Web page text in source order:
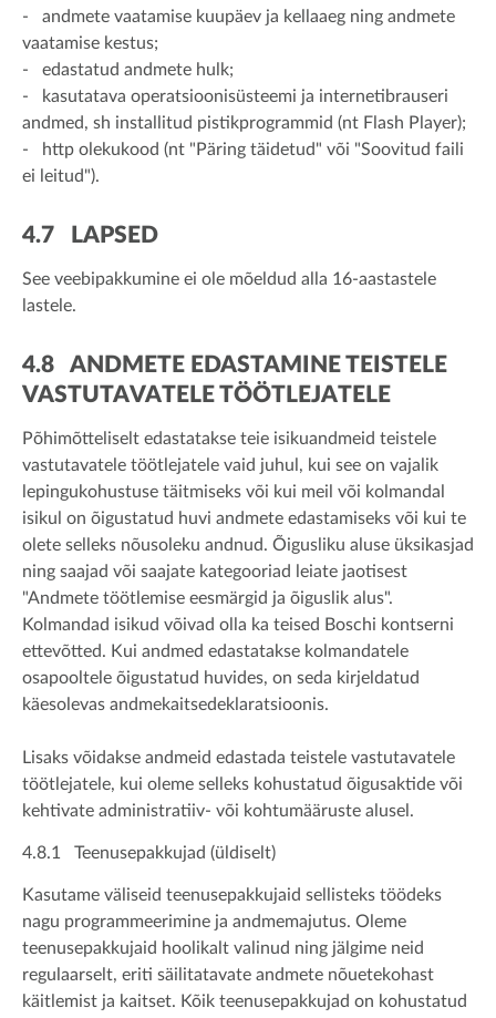
- andmete vaatamise kuupäev ja kellaaeg ning andmete
vaatamise kestus;
- edastatud andmete hulk;
- kasutatava operatsioonisüsteemi ja internetibrauseri
andmed, sh installitud pistikprogrammid (nt Flash Player);
- http olekukood (nt "Päring täidetud" või "Soovitud faili
ei leitud").
4.7 LAPSED
See veebipakkumine ei ole mõeldud alla 16-aastastele
lastele.
4.8 ANDMETE EDASTAMINE TEISTELE
VASTUTAVATELE TÖÖTLEJATELE
Põhimõtteliselt edastatakse teie isikuandmeid teistele
vastutavatele töötlejatele vaid juhul, kui see on vajalik
lepingukohustuse täitmiseks või kui meil või kolmandal
isikul on õigustatud huvi andmete edastamiseks või kui te
olete selleks nõusoleku andnud. Õigusliku aluse üksikasjad
ning saajad või saajate kategooriad leiate jaotisest
"Andmete töötlemise eesmärgid ja õiguslik alus".
Kolmandad isikud võivad olla ka teised Boschi kontserni
ettevõtted. Kui andmed edastatakse kolmandatele
osapooltele õigustatud huvides, on seda kirjeldatud
käesolevas andmekaitsedeklaratsioonis.
Lisaks võidakse andmeid edastada teistele vastutavatele
töötlejatele, kui oleme selleks kohustatud õigusaktide või
kehtivate administratiiv- või kohtumääruste alusel.
4.8.1 Teenusepakkujad (üldiselt)
Kasutame väliseid teenusepakkujaid sellisteks töödeks
nagu programmeerimine ja andmemajutus. Oleme
teenusepakkujaid hoolikalt valinud ning jälgime neid
regulaarselt, eriti säilitatavate andmete nõuetekohast
käitlemist ja kaitset. Kõik teenusepakkujad on kohustatud